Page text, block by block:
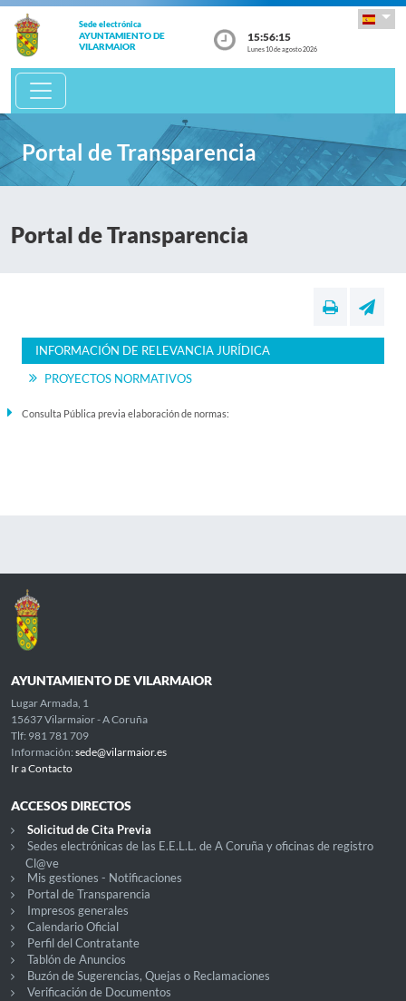
Sede electrónica
AYUNTAMIENTO DE
VILARMAIOR
15:56:15
Lunes 10 de agosto 2026
Portal de Transparencia
Portal de Transparencia
INFORMACIÓN DE RELEVANCIA JURÍDICA
PROYECTOS NORMATIVOS
Consulta Pública previa elaboración de normas:
AYUNTAMIENTO DE VILARMAIOR
Lugar Armada, 1
15637 Vilarmaior - A Coruña
Tlf: 981 781 709
Información: sede@vilarmaior.es
Ir a Contacto
ACCESOS DIRECTOS
Solicitud de Cita Previa
Sedes electrónicas de las E.E.L.L. de A Coruña y oficinas de registro
Cl@ve
Mis gestiones - Notificaciones
Portal de Transparencia
Impresos generales
Calendario Oficial
Perfil del Contratante
Tablón de Anuncios
Buzón de Sugerencias, Quejas o Reclamaciones
Verificación de Documentos